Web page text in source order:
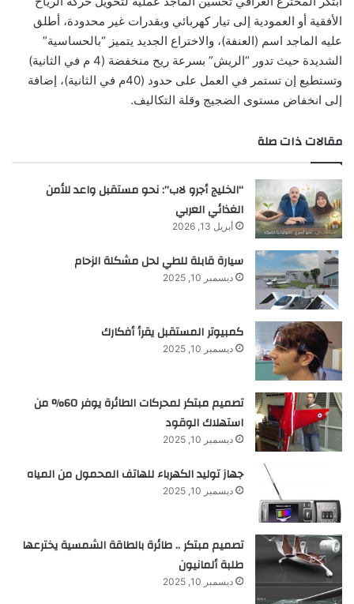
الأفقية أو العمودية إلى تيار كهربائي وبقدرات غير محدودة، أطلق
عليه الماجد اسم (العنفة)، والاختراع الجديد يتميز “بالحساسية”
الشديدة حيث تدور “الريش” بسرعة ريح منخفضة (4 م في الثانية)
وتستطيع إن تستمر في العمل على حدود (40م في الثانية)، إضافة
إلى انخفاض مستوى الضجيج وقلة التكاليف.
مقالات ذات صلة
“الخليج أجرو لاب”: نحو مستقبل واعد للأمن
الغذائي العربي
أبريل 13, 2026
سيارة قابلة للطي لحل مشكلة الزحام
ديسمبر 10, 2025
كمبيوتر المستقبل يقرأ أفكارك
ديسمبر 10, 2025
تصميم مبتكر لمحركات الطائرة يوفر 60% من
استهلاك الوقود
ديسمبر 10, 2025
جهاز توليد الكهرباء للهاتف المحمول من المياه
ديسمبر 10, 2025
تصميم مبتكر .. طائرة بالطاقة الشمسية يخترعها
طلبة ألمانيون
ديسمبر 10, 2025